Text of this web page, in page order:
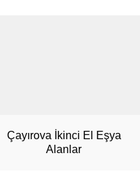
Çayırova İkinci El Eşya
Alanlar